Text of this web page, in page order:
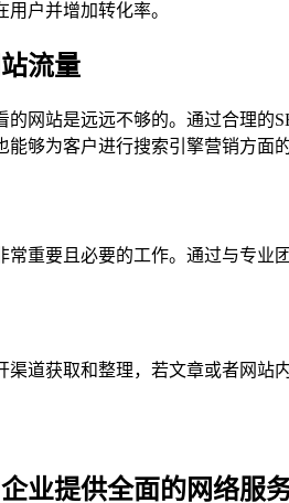
户并增加转化率。
流量
的网站是远远不够的。通过合理
够为客户进行搜索引擎营销方面的
常重要且必要的工作。通过与专
道获取和整理，若文章或者网站
业提供全面的网络服